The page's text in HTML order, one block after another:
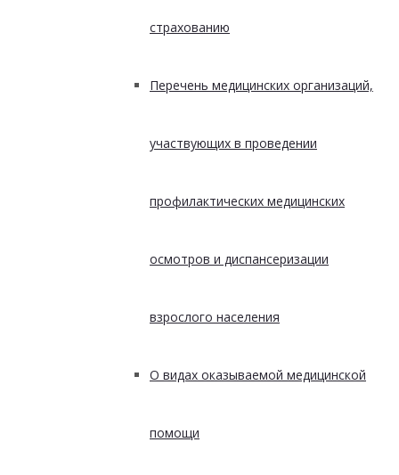
страхованию
Перечень медицинских организаций,
участвующих в проведении
профилактических медицинских
осмотров и диспансеризации
взрослого населения
О видах оказываемой медицинской
помощи